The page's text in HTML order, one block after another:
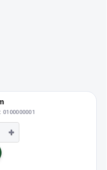
0100000001
+
košíka